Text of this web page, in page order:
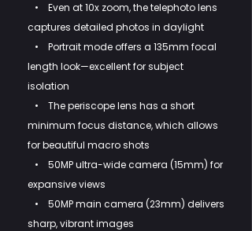
• Even at 10x zoom, the telephoto lens
captures detailed photos in daylight
• Portrait mode offers a 135mm focal
length look—excellent for subject
isolation
• The periscope lens has a short
minimum focus distance, which allows
for beautiful macro shots
• 50MP ultra-wide camera (15mm) for
expansive views
• 50MP main camera (23mm) delivers
sharp, vibrant images